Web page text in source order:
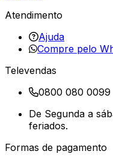
Atendimento
Ajuda
Compre pelo
Televendas
0800 080 0099
De Segunda a
feriados.
Formas de pagamento